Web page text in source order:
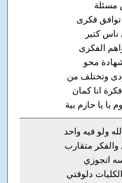
مسئلة
فكرى
ناس كتير
الفكرى
محو
وتختلف من
انا كمان
يا يا حازم بية
ولو فيه واحد
متقارب
اتجوزي
دلوقتي